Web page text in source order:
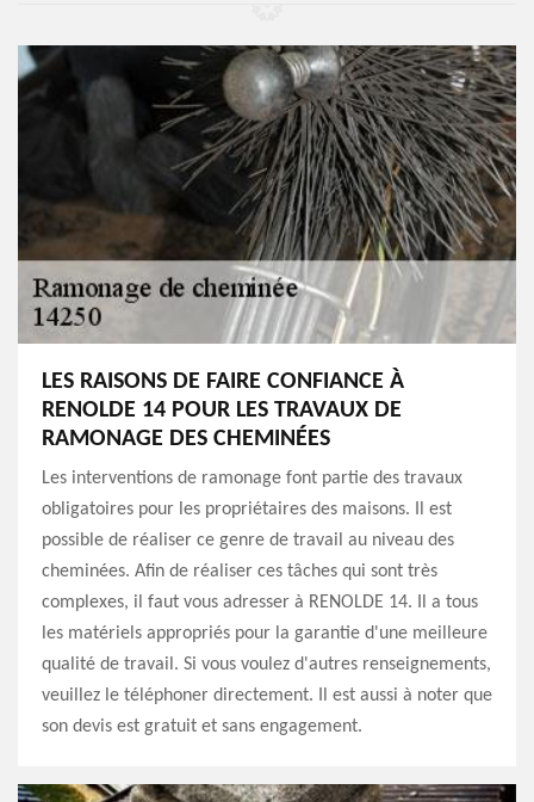
LES RAISONS DE FAIRE CONFIANCE À
RENOLDE 14 POUR LES TRAVAUX DE
RAMONAGE DES CHEMINÉES
Les interventions de ramonage font partie des travaux
obligatoires pour les propriétaires des maisons. Il est
possible de réaliser ce genre de travail au niveau des
cheminées. Afin de réaliser ces tâches qui sont très
complexes, il faut vous adresser à RENOLDE 14. Il a tous
les matériels appropriés pour la garantie d'une meilleure
qualité de travail. Si vous voulez d'autres renseignements,
veuillez le téléphoner directement. Il est aussi à noter que
son devis est gratuit et sans engagement.